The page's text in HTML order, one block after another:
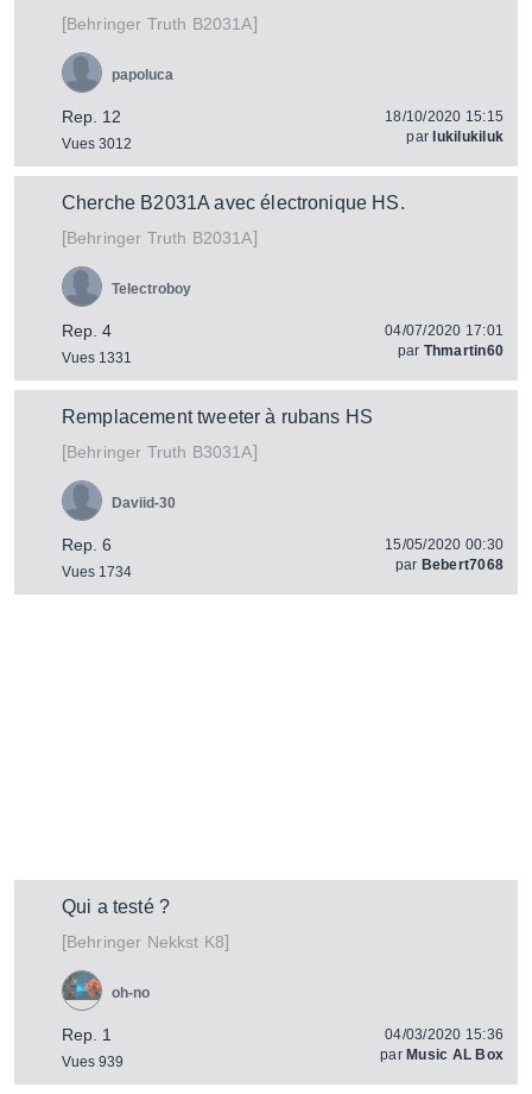
[Behringer Truth B2031A]
Rep. 12
Vues 3012
papoluca
18/10/2020 15:15
par lukilukiluk
Cherche B2031A avec électronique HS.
[Behringer Truth B2031A]
Rep. 4
Vues 1331
Telectroboy
04/07/2020 17:01
par Thmartin60
Remplacement tweeter à rubans HS
[Behringer Truth B3031A]
Rep. 6
Vues 1734
Daviid-30
15/05/2020 00:30
par Bebert7068
Qui a testé ?
[Behringer Nekkst K8]
Rep. 1
Vues 939
oh-no
04/03/2020 15:36
par Music AL Box